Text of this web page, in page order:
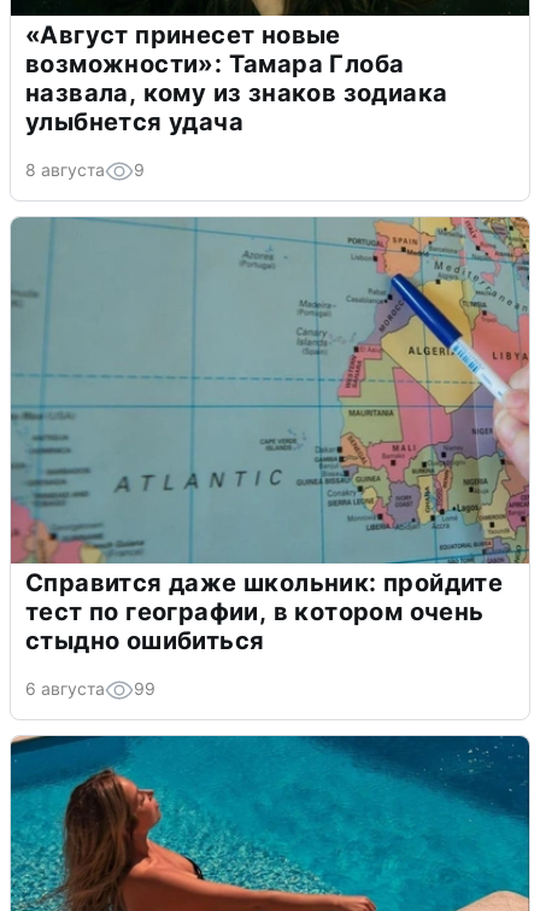
«Август принесет новые
возможности»: Тамара Глоба
назвала, кому из знаков зодиака
улыбнется удача
8 августа 9
Справится даже школьник: пройдите
тест по географии, в котором очень
стыдно ошибиться
6 августа 99